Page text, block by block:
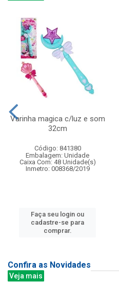
Varinha magica c/luz e som
32cm
Código: 841380
Embalagem: Unidade
Caixa Com: 48 Unidade(s)
Inmetro: 008368/2019
Faça seu login ou
cadastre-se para
comprar.
Confira as Novidades
Veja mais